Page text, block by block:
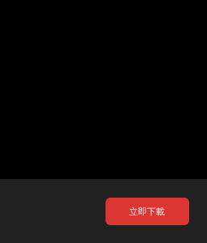
立即下載